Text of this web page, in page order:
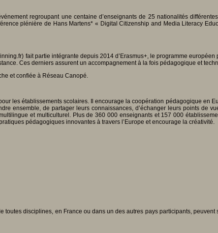
regroupant une centaine d’enseignants de 25 nationalités
plénière de Hans Martens* « Digital Citizenship and Media Literacy
fait partie intégrante depuis 2014 d’Erasmus+, le programme européen
Ces derniers assurent un accompagnement à la fois pédagogique et
et confiée à Réseau Canopé.
les établissements scolaires. Il encourage la coopération pédagogique en
ensemble, de partager leurs connaissances, d’échanger leurs points de
et multiculturel. Plus de 360 000 enseignants et 157 000
pédagogiques innovantes à travers l’Europe et encourage la créativité.
disciplines, en France ou dans un des autres pays participants, peuvent